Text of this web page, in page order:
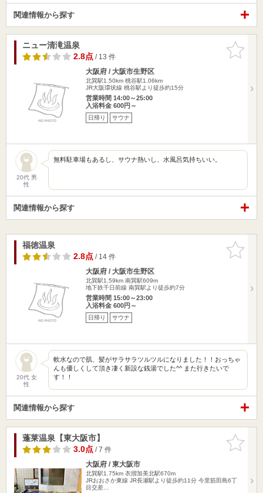
関連情報から探す
お気に入
りに追加
ニュー清滝温泉
2.8点/ 13 件
大阪府 / 大阪市生野区
北巽駅1.50km 桃谷駅1.06km
JR大阪環状線 桃谷駅より徒歩約15分
営業時間 14:00～25:00
入浴料金 600円～
日帰り サウナ
20代 男
性
無料駐車場もあるし、サウナ熱いし、水風呂気持ちいい。
関連情報から探す
お気に入
りに追加
福徳温泉
2.8点/ 14 件
大阪府 / 大阪市生野区
北巽駅1.59km 南巽駅609m
地下鉄千日前線 南巽駅より徒歩約7分
営業時間 15:00～23:00
入浴料金 600円～
日帰り サウナ
20代 女
性
軟水なので肌、髪がサラサラツルツルになりました！！おっちゃ
んも優しくして頂き凄く新設な銭湯でした^^ また行きたいで
す！！
関連情報から探す
お気に入
りに追加
蓬莱温泉【東大阪市】
3.0点/ 7 件
大阪府 / 東大阪市
北巽駅1.75km 衣摺加美北駅670m
JRおおさか東線 JR長瀬駅より徒歩約11分 今里筋田島6丁
目交差…